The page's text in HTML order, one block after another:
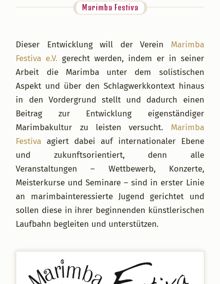
Marimba Festiva
Dieser Entwicklung will der Verein Marimba
Festiva e.V. gerecht werden, indem er in seiner
Arbeit die Marimba unter dem solistischen
Aspekt und über den Schlagwerkkontext hinaus
in den Vordergrund stellt und dadurch einen
Beitrag zur Entwicklung eigenständiger
Marimbakultur zu leisten versucht. Marimba
Festiva agiert dabei auf internationaler Ebene
und zukunftsorientiert, denn alle
Veranstaltungen – Wettbewerb, Konzerte,
Meisterkurse und Seminare – sind in erster Linie
an marimbainteressierte Jugend gerichtet und
sollen diese in ihrer beginnenden künstlerischen
Laufbahn begleiten und unterstützen.